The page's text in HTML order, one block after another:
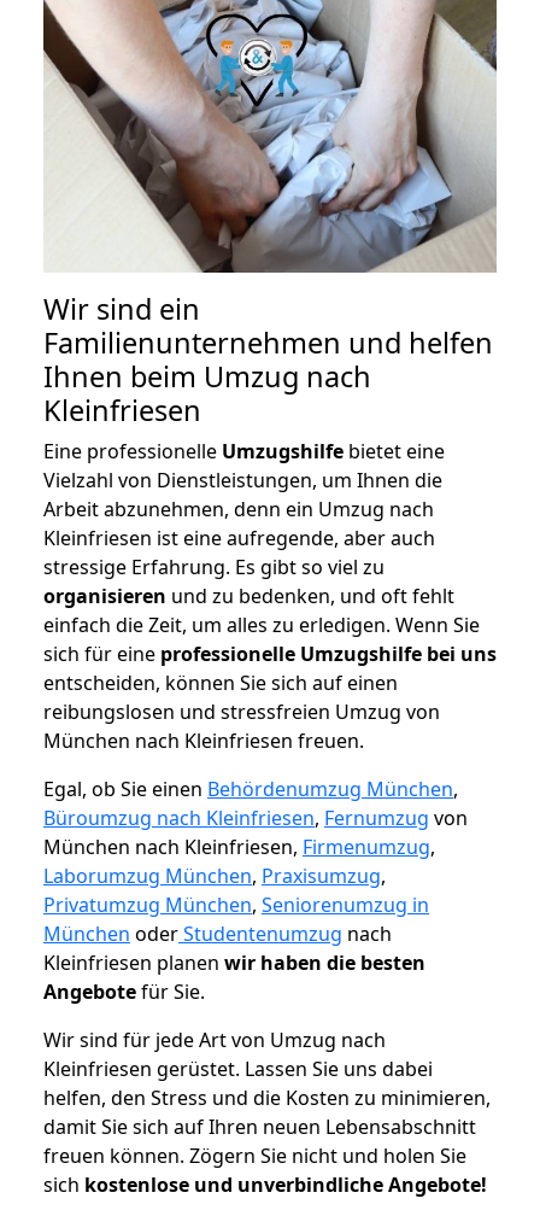
Wir sind ein
Familienunternehmen und helfen
Ihnen beim Umzug nach
Kleinfriesen
Eine professionelle Umzugshilfe bietet eine
Vielzahl von Dienstleistungen, um Ihnen die
Arbeit abzunehmen, denn ein Umzug nach
Kleinfriesen ist eine aufregende, aber auch
stressige Erfahrung. Es gibt so viel zu
organisieren und zu bedenken, und oft fehlt
einfach die Zeit, um alles zu erledigen. Wenn Sie
sich für eine professionelle Umzugshilfe bei uns
entscheiden, können Sie sich auf einen
reibungslosen und stressfreien Umzug von
München nach Kleinfriesen freuen.
Egal, ob Sie einen Behördenumzug München,
Büroumzug nach Kleinfriesen, Fernumzug von
München nach Kleinfriesen, Firmenumzug,
Laborumzug München, Praxisumzug,
Privatumzug München, Seniorenumzug in
München oderStudentenumzug nach
Kleinfriesen planen wir haben die besten
Angebotefür Sie.
Wir sind für jede Art von Umzug nach
Kleinfriesen gerüstet. Lassen Sie uns dabei
helfen, den Stress und die Kosten zu minimieren,
damit Sie sich auf Ihren neuen Lebensabschnitt
freuen können. Zögern Sie nicht und holen Sie
sich kostenlose und unverbindliche Angebote!